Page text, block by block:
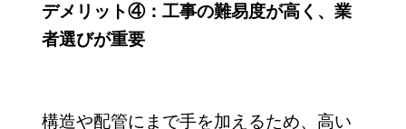
デメリット④：工事の難易度が高く、業
者選びが重要
構造や配管にまで手を加えるため、高い